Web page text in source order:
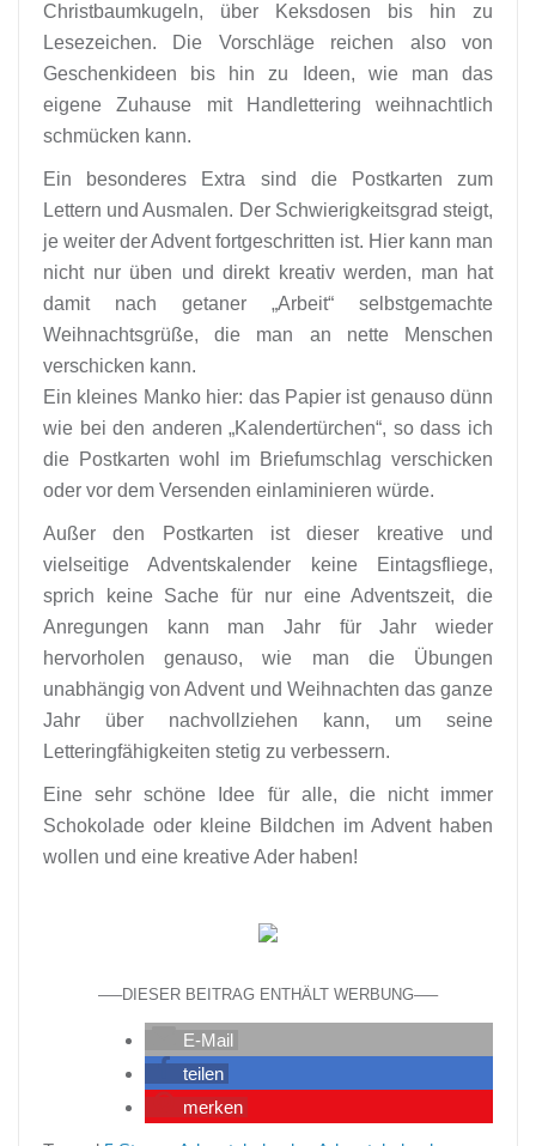
Christbaumkugeln, über Keksdosen bis hin zu
Lesezeichen. Die Vorschläge reichen also von
Geschenkideen bis hin zu Ideen, wie man das
eigene Zuhause mit Handlettering weihnachtlich
schmücken kann.
Ein besonderes Extra sind die Postkarten zum
Lettern und Ausmalen. Der Schwierigkeitsgrad steigt,
je weiter der Advent fortgeschritten ist. Hier kann man
nicht nur üben und direkt kreativ werden, man hat
damit nach getaner „Arbeit“ selbstgemachte
Weihnachtsgrüße, die man an nette Menschen
verschicken kann.
Ein kleines Manko hier: das Papier ist genauso dünn
wie bei den anderen „Kalendertürchen“, so dass ich
die Postkarten wohl im Briefumschlag verschicken
oder vor dem Versenden einlaminieren würde.
Außer den Postkarten ist dieser kreative und
vielseitige Adventskalender keine Eintagsfliege,
sprich keine Sache für nur eine Adventszeit, die
Anregungen kann man Jahr für Jahr wieder
hervorholen genauso, wie man die Übungen
unabhängig von Advent und Weihnachten das ganze
Jahr über nachvollziehen kann, um seine
Letteringfähigkeiten stetig zu verbessern.
Eine sehr schöne Idee für alle, die nicht immer
Schokolade oder kleine Bildchen im Advent haben
wollen und eine kreative Ader haben!
—–DIESER BEITRAG ENTHÄLT WERBUNG—–
E-Mail
teilen
merken